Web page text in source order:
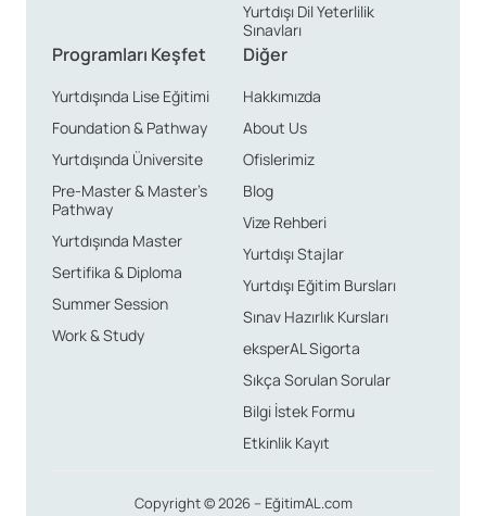
Kurs Sonunda Elde
Edilecek Belgeler
Kurs bitiminde elde edeceğiniz belgeler, sizin için çok
önemlidir. Temel Korece kursunun sonunda katılım
belgesi almanız mümkün olacaktır. Bu belge, Korece
dilini öğrendiğinizi ve belirli bir düzeye ulaştığınızı
gösteren resmi bir dokümandır.
Kurs içeriğini başarıyla tamamlayan bireyler, iş
yaşamlarında da önemli avantajlar elde ederler.
Özellikle uluslararası firmalar veya Kore ile iş ilişkileri
olan şirketlerde çalışmak isteyenlerin, bu tür belgeleri
bulundurması avantaj sağlar. Sertifikalar, kariyerinizde
önemli bir yer tutar.
Yurtdışı Dil Yeterlilik
Sınavları
Programları Keşfet
Yurtdışında Lise Eğitimi
Foundation & Pathway
Yurtdışında Üniversite
Pre-Master & Master’s
Pathway
Yurtdışında Master
Sertifika & Diploma
Summer Session
Work & Study
Diğer
Hakkımızda
About Us
Ofislerimiz
Blog
Vize Rehberi
Yurtdışı Stajlar
Yurtdışı Eğitim Bursları
Sınav Hazırlık Kursları
eksperAL Sigorta
Sıkça Sorulan Sorular
Bilgi İstek Formu
Etkinlik Kayıt
Copyright © 2026 – EğitimAL.com